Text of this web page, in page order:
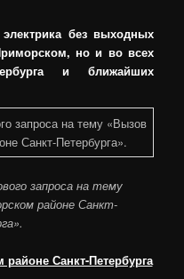
без выходных
но и во всех
и ближайших
запроса на тему
районе Санкт-
Санкт-Петербурга